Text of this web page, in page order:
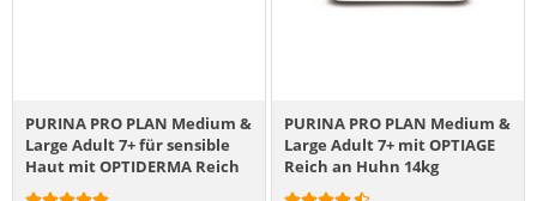
PURINA PRO PLAN Medium &
Large Adult 7+ für sensible
Haut mit OPTIDERMA Reich
an Lachs 14kg
PURINA PRO PLAN Medium &
Large Adult 7+ mit OPTIAGE
Reich an Huhn 14kg